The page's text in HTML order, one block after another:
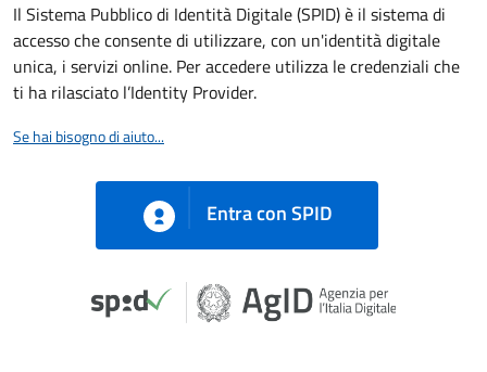
Il Sistema Pubblico di Identità Digitale (SPID) è il sistema di
accesso che consente di utilizzare, con un'identità digitale
unica, i servizi online. Per accedere utilizza le credenziali che
ti ha rilasciato l’Identity Provider.
Se hai bisogno di aiuto...
Entra con SPID